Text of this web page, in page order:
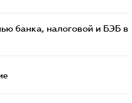
банка, налоговой и БЭБ в